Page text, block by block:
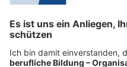
Fr.:
09:00-14:00 Uhr
shop@dihk-bildung.shop